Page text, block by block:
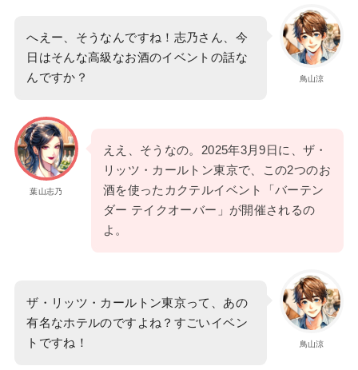
鳥山涼
へえー、そうなんですね！志乃さん、今
日はそんな高級なお酒のイベントの話な
んですか？
葉山志乃
ええ、そうなの。2025年3月9日に、ザ・
リッツ・カールトン東京で、この2つのお
酒を使ったカクテルイベント「バーテン
ダー テイクオーバー」が開催されるの
よ。
鳥山涼
ザ・リッツ・カールトン東京って、あの
有名なホテルのですよね？すごいイベン
トですね！